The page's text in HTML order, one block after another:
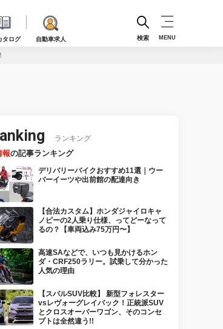
タログ 自動車求人 検索 MENU
ランキング
報の記事ランキング
デリバリーバイクおすすめ11選｜ウー
バーイーツや出前館の配達向き
【合法カスタム】ホンダジャイロキャ
ノピーの2人乗り仕様、ってどーなって
るの？【車両込み75万円〜】
高速SAなどで、いつも見かけるホン
ダ・CRF250ラリー。試乗して分かった
人気の理由
【スバルSUV比較】 新型フォレスター
vsレヴォーグレイバック！正統派SUV
とクロスオーバーワゴン、そのコンセ
プトは全然違う!!